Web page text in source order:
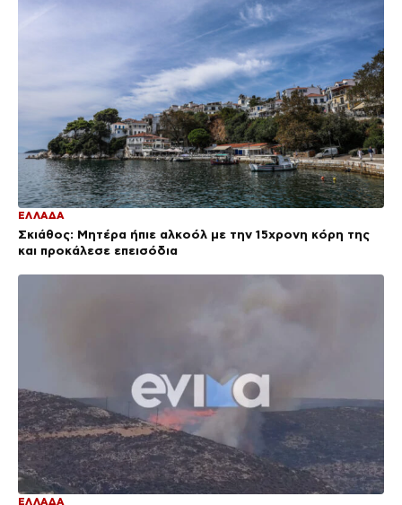
ΕΛΛΑΔΑ
Σκιάθος: Μητέρα ήπιε αλκοόλ με την 15χρονη κόρη της
και προκάλεσε επεισόδια
ΕΛΛΑΔΑ